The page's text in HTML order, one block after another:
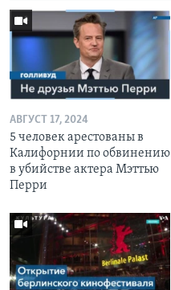
АВГУСТ 17, 2024
5 человек арестованы в
Калифорнии по обвинению
в убийстве актера Мэттью
Перри